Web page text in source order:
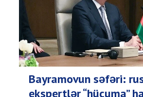
Bayramovun səfəri:
ekspertlər “hücuma”